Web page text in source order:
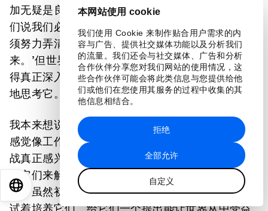
本网站使用 cookie
我们使用 Cookie 来制作贴合用户需求的内
容与广告、提供社交媒体功能以及分析我们
的流量。我们还会与社交媒体、广告和分析
合作伙伴分享您对我们网站的使用情况，这
些合作伙伴可能会将此类信息与您提供给他
们或他们在您使用其服务的过程中收集的其
他信息相结合。
全部允许
自定义
拒绝
加无疑是良性的。但有时人们的反应是，‘好吧，他
们说我们必须做一些关于碳中和的工作。所以我必
须努力弄清楚大家都在用的词语，然后把它反映出
来。’但世界上实际发生的情况是非常复杂的，我觉
得真正深入它的办法就是把它当作一项任务，不断
地思考它。
我本来想说昼夜不停地工作。但同样，工作不应该
感觉像工作。你应该感觉自己只是对面临的这个挑
战真正感兴趣。然后，我们在利用技术，真正地利
用它们来解决这些挑战。同时，试着培养一些公
司，虽然初创公司总是面临破产和类似的风险，但
试着培养它们，给它们一个提出能让世界从中受益
EN